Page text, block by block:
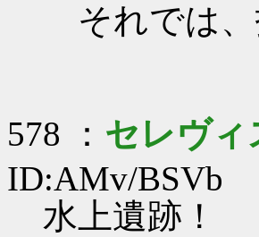
それでは、
578 ： セレヴィ
ID:AMv/BSVb
水上遺跡！